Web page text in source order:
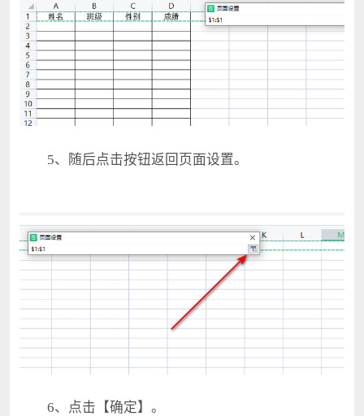
5、随后点击按钮返回页面设置。
6、点击【确定】。